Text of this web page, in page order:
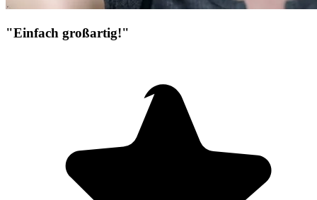
"Einfach großartig!"